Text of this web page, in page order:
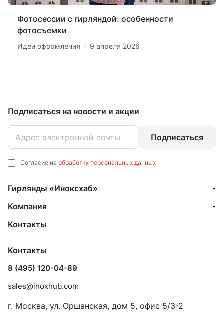
Фотосессии с гирляндой: особенности
фотосъемки
Идеи оформления / 9 апреля 2026
Подписаться на новости и акции
Подписаться
Согласие на обработку персональных данных
Гирлянды «Иноксхаб»
Компания
Контакты
Контакты
8 (495) 120-04-89
sales@inoxhub.com
г. Москва, ул. Оршанская, дом 5, офис 5/3-2